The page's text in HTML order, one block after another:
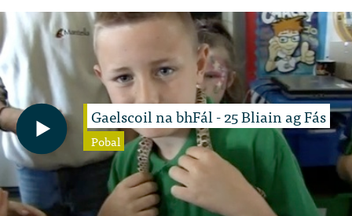
Gaelscoil na bhFál - 25 Bliain ag Fás
Pobal